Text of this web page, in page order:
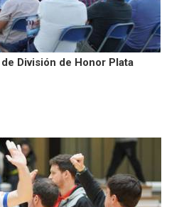
División de Honor Plata